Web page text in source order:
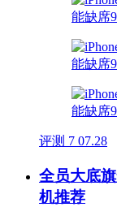
评测 7 07.28
全员大底
机推荐